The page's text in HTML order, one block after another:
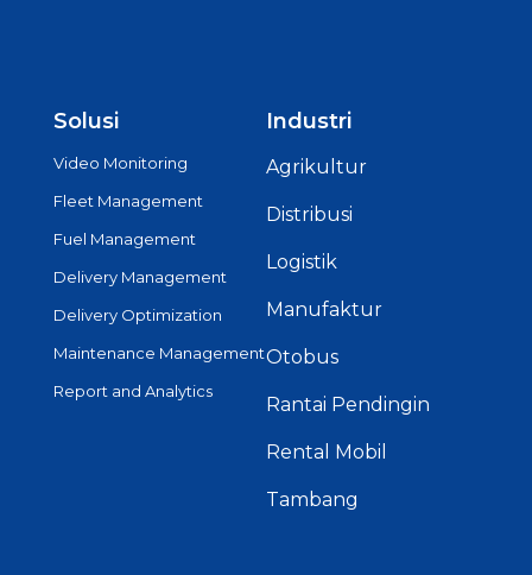
Solusi
Video Monitoring
Fleet Management
Fuel Management
Delivery Management
Delivery Optimization
Maintenance Management
Report and Analytics
Industri
Agrikultur
Distribusi
Logistik
Manufaktur
Otobus
Rantai Pendingin
Rental Mobil
Tambang